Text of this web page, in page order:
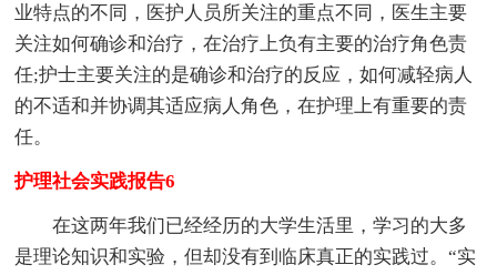
业特点的不同，医护人员所关注的重点不同，医生主要
关注如何确诊和治疗，在治疗上负有主要的治疗角色责
任;护士主要关注的是确诊和治疗的反应，如何减轻病人
的不适和并协调其适应病人角色，在护理上有重要的责
任。
护理社会实践报告6
在这两年我们已经经历的大学生活里，学习的大多
是理论知识和实验，但却没有到临床真正的实践过。“实